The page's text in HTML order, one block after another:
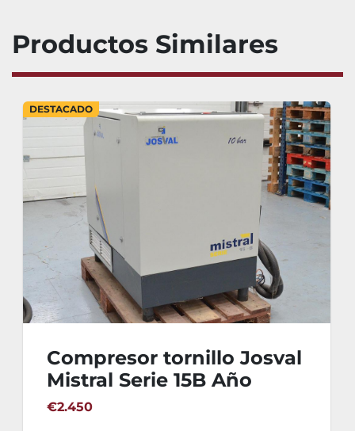
Productos Similares
DESTACADO
Compresor tornillo Josval
Mistral Serie 15B Año
2008
€2.450